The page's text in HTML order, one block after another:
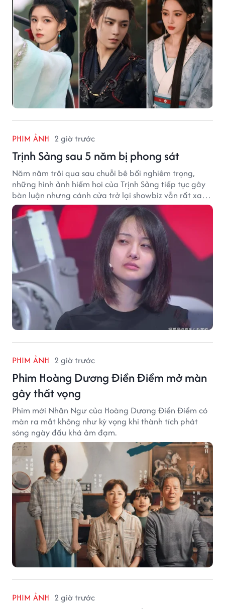
PHIM ẢNH 2 giờ trước
Trịnh Sảng sau 5 năm bị phong sát
Năm năm trôi qua sau chuỗi bê bối nghiêm trọng,
những hình ảnh hiếm hoi của Trịnh Sảng tiếp tục gây
bàn luận nhưng cánh cửa trở lại showbiz vẫn rất xa
vời.
PHIM ẢNH 2 giờ trước
Phim Hoàng Dương Điền Điềm mở màn
gây thất vọng
Phim mới Nhân Ngư của Hoàng Dương Điền Điềm có
màn ra mắt không như kỳ vọng khi thành tích phát
sóng ngày đầu khá ảm đạm.
PHIM ẢNH 2 giờ trước